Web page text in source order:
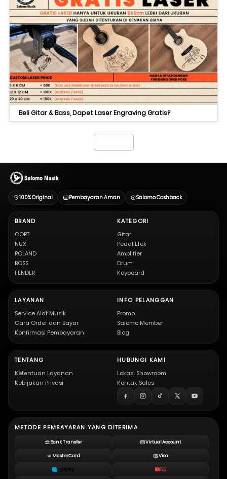
Beli Gitar & Bass, Dapet Laser Engraving Gratis?
100% Original Pembayaran Aman Salomo Cashback
BRAND
CORT
NUX
ROLAND
BOSS
FENDER
KATEGORI
Gitar
Pedal Efek
Amplifier
Drum
Keyboard
LAYANAN
Service Alat Musik
Cara Order dan Bayar
Konfirmasi Pembayaran
INFO PELANGGAN
Promo
Salomo Member
Blog
TENTANG
Ketentuan Layanan
Kebijakan Privasi
HUBUNGI KAMI
Lokasi Showroom
Kontak Sales
METODE PEMBAYARAN YANG DITERIMA
Bank Transfer Virtual Account
MasterCard Visa